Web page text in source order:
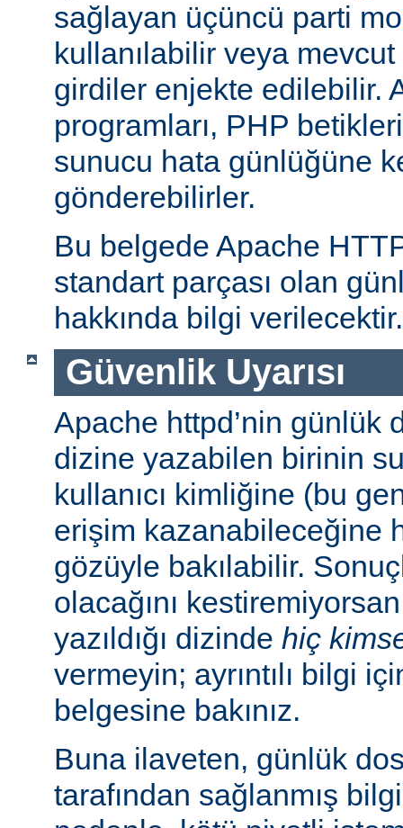
sağlayan üçüncü parti
kullanılabilir veya
girdiler enjekte edilebilir.
programları, PHP
sunucu hata günlüğüne
gönderebilirler.
Bu belgede Apache
standart parçası olan
hakkında bilgi verilecektir.
Güvenlik Uyarısı
Apache httpd’nin günlük
dizine yazabilen birinin
kullanıcı kimliğine (bu
erişim kazanabileceğine
gözüyle bakılabilir.
olacağını
yazıldığı dizinde hiç
vermeyin; ayrıntılı bilgi
belgesine bakınız.
Buna ilaveten, günlük
tarafından sağlanmış